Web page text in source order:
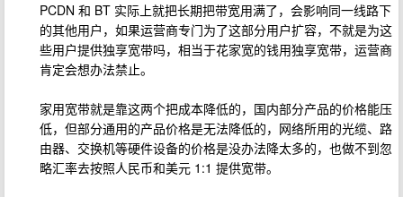
PCDN 和 BT 实际上就把长期把带宽用满了，会影响同一线路下
的其他用户，如果运营商专门为了这部分用户扩容，不就是为这
些用户提供独享宽带吗，相当于花家宽的钱用独享宽带，运营商
肯定会想办法禁止。
家用宽带就是靠这两个把成本降低的，国内部分产品的价格能压
低，但部分通用的产品价格是无法降低的，网络所用的光缆、路
由器、交换机等硬件设备的价格是没办法降太多的，也做不到忽
略汇率去按照人民币和美元 1:1 提供宽带。